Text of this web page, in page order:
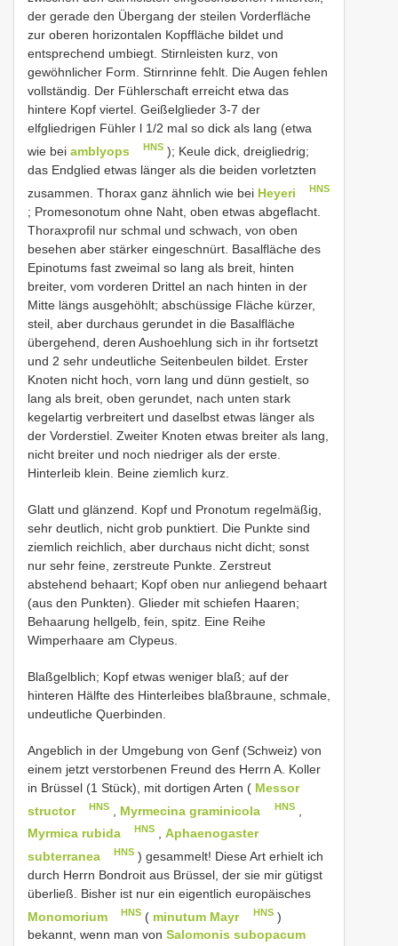
der gerade den Übergang der steilen Vorderfläche
zur oberen horizontalen Kopffläche bildet und
entsprechend umbiegt. Stirnleisten kurz, von
gewöhnlicher Form. Stirnrinne fehlt. Die Augen fehlen
vollständig. Der Fühlerschaft erreicht etwa das
hintere Kopf viertel. Geißelglieder 3-7 der
elfgliedrigen Fühler l 1/2 mal so dick als lang (etwa
wie bei amblyops HNS ); Keule dick, dreigliedrig;
das Endglied etwas länger als die beiden vorletzten
zusammen. Thorax ganz ähnlich wie bei Heyeri HNS
; Promesonotum ohne Naht, oben etwas abgeflacht.
Thoraxprofil nur schmal und schwach, von oben
besehen aber stärker eingeschnürt. Basalfläche des
Epinotums fast zweimal so lang als breit, hinten
breiter, vom vorderen Drittel an nach hinten in der
Mitte längs ausgehöhlt; abschüssige Fläche kürzer,
steil, aber durchaus gerundet in die Basalfläche
übergehend, deren Aushoehlung sich in ihr fortsetzt
und 2 sehr undeutliche Seitenbeulen bildet. Erster
Knoten nicht hoch, vorn lang und dünn gestielt, so
lang als breit, oben gerundet, nach unten stark
kegelartig verbreitert und daselbst etwas länger als
der Vorderstiel. Zweiter Knoten etwas breiter als lang,
nicht breiter und noch niedriger als der erste.
Hinterleib klein. Beine ziemlich kurz.
Glatt und glänzend. Kopf und Pronotum regelmäßig,
sehr deutlich, nicht grob punktiert. Die Punkte sind
ziemlich reichlich, aber durchaus nicht dicht; sonst
nur sehr feine, zerstreute Punkte. Zerstreut
abstehend behaart; Kopf oben nur anliegend behaart
(aus den Punkten). Glieder mit schiefen Haaren;
Behaarung hellgelb, fein, spitz. Eine Reihe
Wimperhaare am Clypeus.
Blaßgelblich; Kopf etwas weniger blaß; auf der
hinteren Hälfte des Hinterleibes blaßbraune, schmale,
undeutliche Querbinden.
Angeblich in der Umgebung von Genf (Schweiz) von
einem jetzt verstorbenen Freund des Herrn A. Koller
in Brüssel (1 Stück), mit dortigen Arten ( Messor
structor
HNS Myrmecina graminicola HNS,
Myrmica rubida
HNS ,Aphaenogaster
subterranea
HNS ) gesammelt! Diese Art erhielt ich
durch Herrn Bondroit aus Brüssel, der sie mir gütigst
überließ. Bisher ist nur ein eigentlich europäisches
Monomorium
HNS ( minutum Mayr HNS)
bekannt, wenn man von Salomonis subopacum